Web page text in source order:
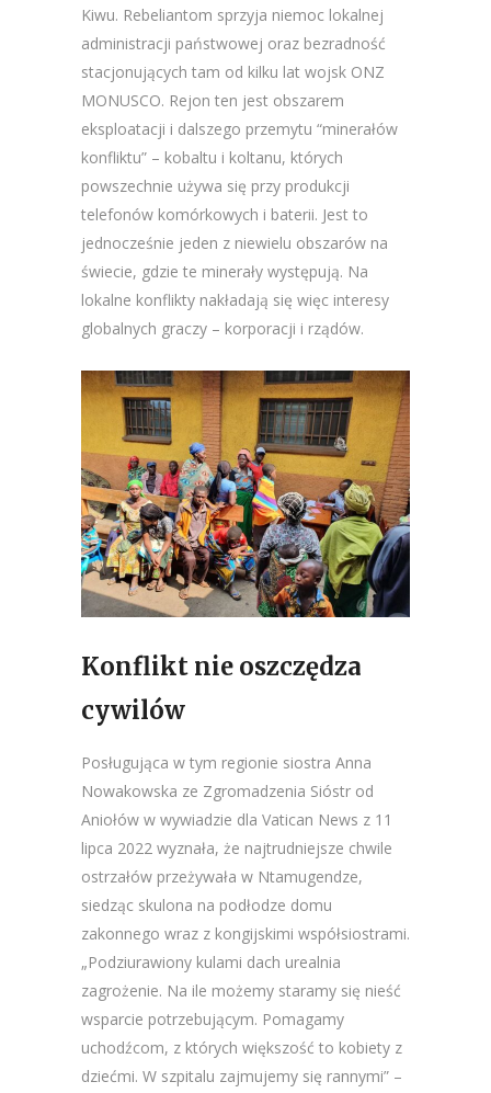
Kiwu. Rebeliantom sprzyja niemoc lokalnej
administracji państwowej oraz bezradność
stacjonujących tam od kilku lat wojsk ONZ
MONUSCO. Rejon ten jest obszarem
eksploatacji i dalszego przemytu “minerałów
konfliktu” – kobaltu i koltanu, których
powszechnie używa się przy produkcji
telefonów komórkowych i baterii. Jest to
jednocześnie jeden z niewielu obszarów na
świecie, gdzie te minerały występują. Na
lokalne konflikty nakładają się więc interesy
globalnych graczy – korporacji i rządów.
Konflikt nie oszczędza
cywilów
Posługująca w tym regionie siostra Anna
Nowakowska ze Zgromadzenia Sióstr od
Aniołów w wywiadzie dla Vatican News z 11
lipca 2022 wyznała, że najtrudniejsze chwile
ostrzałów przeżywała w Ntamugendze,
siedząc skulona na podłodze domu
zakonnego wraz z kongijskimi współsiostrami.
„Podziurawiony kulami dach urealnia
zagrożenie. Na ile możemy staramy się nieść
wsparcie potrzebującym. Pomagamy
uchodźcom, z których większość to kobiety z
dziećmi. W szpitalu zajmujemy się rannymi” –